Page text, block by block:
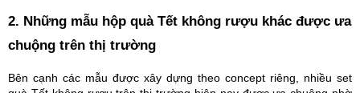
2. Những mẫu hộp quà Tết không rượu khác được ưa
chuộng trên thị trường
Bên cạnh các mẫu được xây dựng theo concept riêng, nhiều set